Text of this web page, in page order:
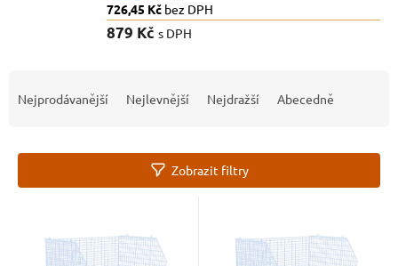
726,45 Kč bez DPH
879 Kč s DPH
Nejprodávanější Nejlevnější Nejdražší Abecedně
Zobrazit filtry